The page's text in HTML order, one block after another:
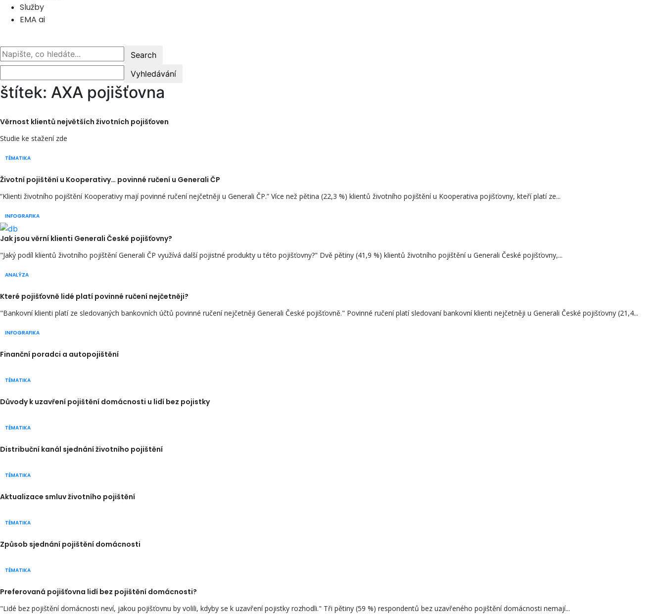
Služby
EMA ai
štítek: AXA pojišťovna
Věrnost klientů největších životních pojišťoven
TÉMATIKA
Studie ke stažení zde
Životní pojištění u Kooperativy… povinné ručení u Generali ČP
INFOGRAFIKA
“Klienti životního pojištění Kooperativy mají povinné ručení nejčetněji u Generali ČP.” Více než pětina (22,3 %) klientů životního pojištění u Kooperativa pojišťovny, kteří platí ze...
Jak jsou věrní klienti Generali České pojišťovny?
ANALÝZA
"Jaký podíl klientů životního pojištění Generali ČP využívá další pojistné produkty u této pojišťovny?" Dvě pětiny (41,9 %) klientů životního pojištění u Generali České pojišťovny,...
Které pojišťovně lidé platí povinné ručení nejčetněji?
INFOGRAFIKA
"Bankovní klienti platí ze sledovaných bankovních účtů povinné ručení nejčetněji Generali České pojišťovně." Povinné ručení platí sledovaní bankovní klienti nejčetněji u Generali České pojišťovny (21,4...
Finanční poradci a autopojištění
TÉMATIKA
Důvody k uzavření pojištění domácnosti u lidí bez pojistky
TÉMATIKA
Distribuční kanál sjednání životního pojištění
TÉMATIKA
Aktualizace smluv životního pojištění
TÉMATIKA
Způsob sjednání pojištění domácnosti
TÉMATIKA
Preferovaná pojišťovna lidí bez pojištění domácnosti?
"Lidé bez pojištění domácnosti neví, jakou pojišťovnu by volili, kdyby se k uzavření pojistky rozhodli." Tři pětiny (59 %) respondentů bez uzavřeného pojištění domácnosti nemají...